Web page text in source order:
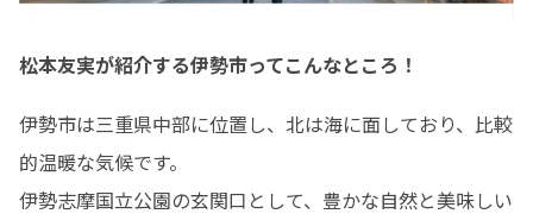
松本友実が紹介する伊勢市ってこんなところ！
伊勢市は三重県中部に位置し、北は海に面しており、比較
的温暖な気候です。
伊勢志摩国立公園の玄関口として、豊かな自然と美味しい